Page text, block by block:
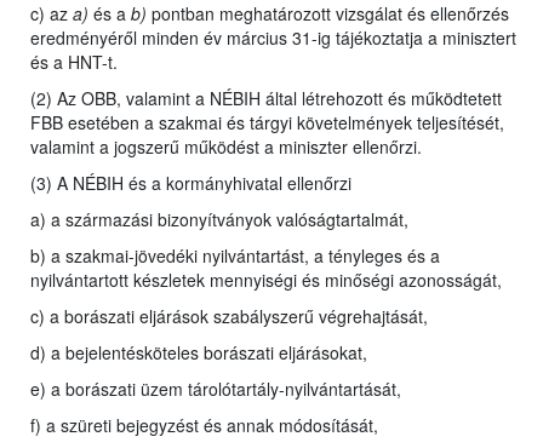
c) az a) és a b) pontban meghatározott vizsgálat és ellenőrzés
eredményéről minden év március 31-ig tájékoztatja a minisztert
és a HNT-t.
(2) Az OBB, valamint a NÉBIH által létrehozott és működtetett
FBB esetében a szakmai és tárgyi követelmények teljesítését,
valamint a jogszerű működést a miniszter ellenőrzi.
(3) A NÉBIH és a kormányhivatal ellenőrzi
a) a származási bizonyítványok valóságtartalmát,
b) a szakmai-jövedéki nyilvántartást, a tényleges és a
nyilvántartott készletek mennyiségi és minőségi azonosságát,
c) a borászati eljárások szabályszerű végrehajtását,
d) a bejelentésköteles borászati eljárásokat,
e) a borászati üzem tárolótartály-nyilvántartását,
f) a szüreti bejegyzést és annak módosítását,